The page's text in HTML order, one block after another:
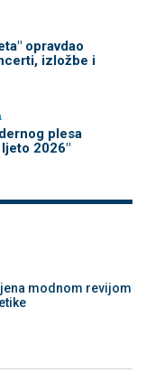
opravdao
izložbe i
plesa
2026"
modnom revijom